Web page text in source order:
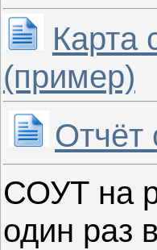
Карта
(пример)
Отчёт
СОУТ на
один раз